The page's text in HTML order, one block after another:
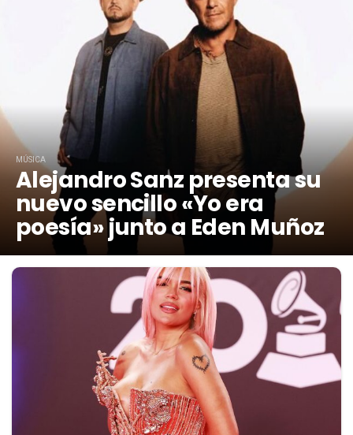
MÚSICA
Alejandro Sanz presenta su
nuevo sencillo «Yo era
poesía» junto a Eden Muñoz